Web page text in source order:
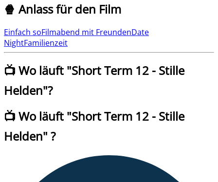
🍿 Anlass für den Film
Einfach soFilmabend mit FreundenDate
NightFamilienzeit
📺 Wo läuft "Short Term 12 - Stille
Helden"?
📺 Wo läuft "Short Term 12 - Stille
Helden" ?